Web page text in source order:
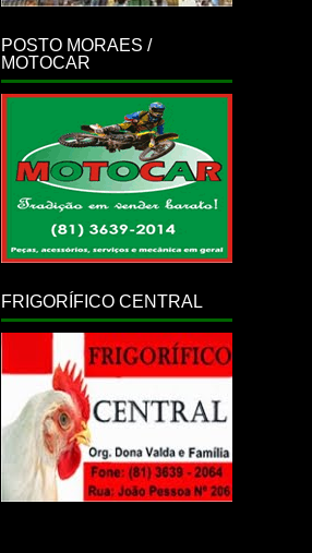
POSTO MORAES /
MOTOCAR
FRIGORÍFICO CENTRAL